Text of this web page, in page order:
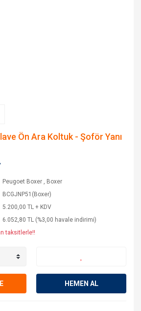
Ön Ara Koltuk - Şoför Yanı
Peugoet Boxer , Boxer
BCGJNP51(Boxer)
5.200,00 TL + KDV
6.052,80 TL (%3,00 havale indirimi)
taksitlerle!!
HEMEN AL